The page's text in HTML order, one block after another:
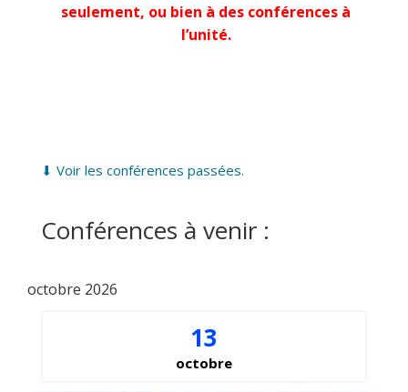
seulement, ou bien à des conférences à
l’unité.
⬇ Voir les conférences passées.
Conférences à venir :
octobre 2026
13
octobre